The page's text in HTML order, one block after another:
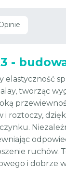
-
elastyczność
tworząc
roztoczy,
ruchów.
i dobrze